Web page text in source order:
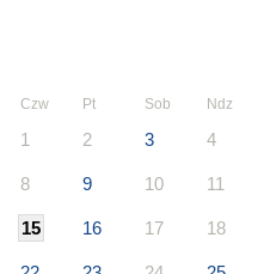
Czw Pt Sob Ndz
1 2 3 4
8 9 10 11
15 16 17 18